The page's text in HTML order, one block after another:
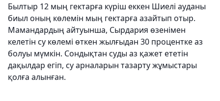
Былтыр 12 мың гектарға күріш еккен Шиелі ауданы
биыл оның көлемін мың гектарға азайтып отыр.
Мамандардың айтуынша, Сырдария өзенімен
келетін су көлемі өткен жылғыдан 30 процентке аз
болуы мүмкін. Сондықтан суды аз қажет ететін
дақылдар егіп, су арналарын тазарту жұмыстары
қолға алынған.